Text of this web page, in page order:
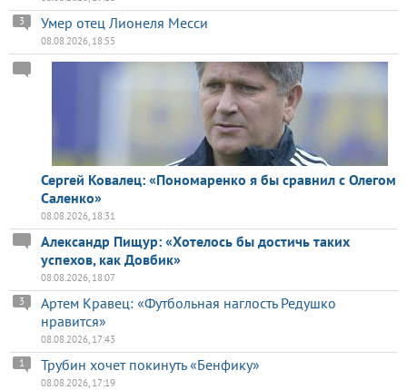
Умер отец Лионеля Месси
3
08.08.2026, 18:55
Сергей Ковалец: «Пономаренко я бы сравнил с Олегом
Саленко»
08.08.2026, 18:31
Александр Пищур: «Хотелось бы достичь таких
успехов, как Довбик»
08.08.2026, 18:07
Артем Кравец: «Футбольная наглость Редушко
нравится»
3
08.08.2026, 17:43
Трубин хочет покинуть «Бенфику»
1
08.08.2026, 17:19